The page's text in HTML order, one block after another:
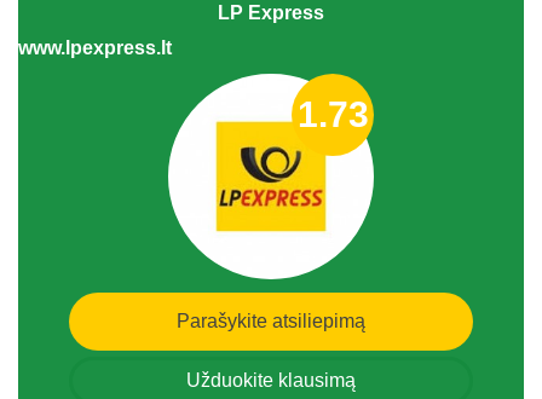
LP Express
www.lpexpress.lt
1.73
Parašykite atsiliepimą
Užduokite klausimą